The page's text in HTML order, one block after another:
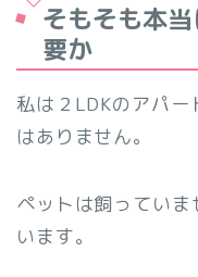
そもそも本
要か
私は２LDKのアパ
はありません。
ペットは飼ってい
います。